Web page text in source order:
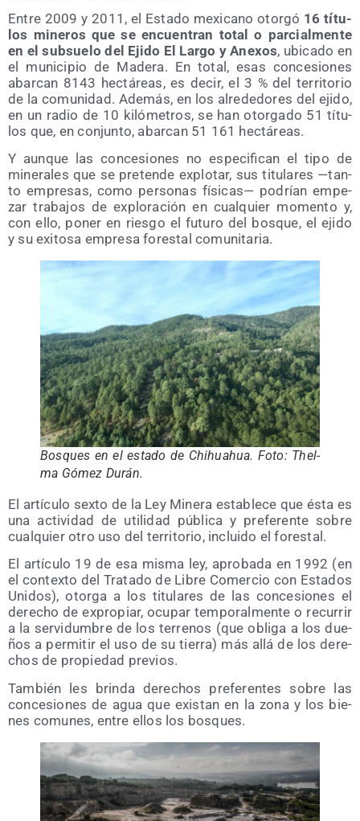
Entre 2009 y 2011, el Esta­do mexi­cano otor­gó 16 títu­
los mine­ros que se encuen­tran total o par­cial­men­te
en el sub­sue­lo del Eji­do El Lar­go y Ane­xos, ubi­ca­do en
el muni­ci­pio de Made­ra. En total, esas con­ce­sio­nes
abar­can 8143 hec­tá­reas, es decir, el 3 % del terri­to­rio
de la comu­ni­dad. Ade­más, en los alre­de­do­res del eji­do,
en un radio de 10 kiló­me­tros, se han otor­ga­do 51 títu­
los que, en con­jun­to, abar­can 51 161 hectáreas.
Y aun­que las con­ce­sio­nes no espe­ci­fi­can el tipo de
mine­ra­les que se pre­ten­de explo­tar, sus titu­la­res —tan­
to empre­sas, como per­so­nas físi­cas— podrían empe­
zar tra­ba­jos de explo­ra­ción en cual­quier momen­to y,
con ello, poner en ries­go el futu­ro del bos­que, el eji­do
y su exi­to­sa empre­sa fores­tal comunitaria.
Bos­ques en el esta­do de Chihuahua. Foto: Thel­
ma Gómez Durán.
El artícu­lo sex­to de la Ley Mine­ra esta­ble­ce que ésta es
una acti­vi­dad de uti­li­dad públi­ca y pre­fe­ren­te sobre
cual­quier otro uso del terri­to­rio, inclui­do el forestal.
El artícu­lo 19 de esa mis­ma ley, apro­ba­da en 1992 (en
el con­tex­to del Tra­ta­do de Libre Comer­cio con Esta­dos
Uni­dos), otor­ga a los titu­la­res de las con­ce­sio­nes el
dere­cho de expro­piar, ocu­par tem­po­ral­men­te o recu­rrir
a la ser­vi­dum­bre de los terre­nos (que obli­ga a los due­
ños a per­mi­tir el uso de su tie­rra) más allá de los dere­
chos de pro­pie­dad previos.
Tam­bién les brin­da dere­chos pre­fe­ren­tes sobre las
con­ce­sio­nes de agua que exis­tan en la zona y los bie­
nes comu­nes, entre ellos los bosques.